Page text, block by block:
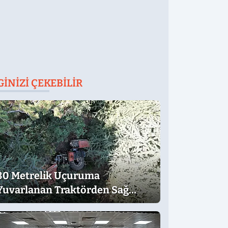
ÇEKEBILIR
Metrelik Uçuruma
Traktörden Sağ